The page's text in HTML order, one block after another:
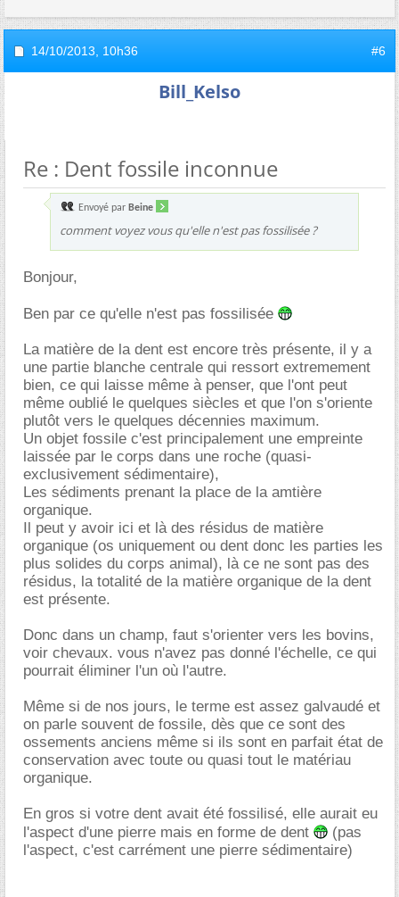
14/10/2013, 10h36 #6
Bill_Kelso
Re : Dent fossile inconnue
Envoyé par Beine
comment voyez vous qu'elle n'est pas fossilisée ?
Bonjour,
Ben par ce qu'elle n'est pas fossilisée
La matière de la dent est encore très présente, il y a
une partie blanche centrale qui ressort extremement
bien, ce qui laisse même à penser, que l'ont peut
même oublié le quelques siècles et que l'on s'oriente
plutôt vers le quelques décennies maximum.
Un objet fossile c'est principalement une empreinte
laissée par le corps dans une roche (quasi-
exclusivement sédimentaire),
Les sédiments prenant la place de la amtière
organique.
Il peut y avoir ici et là des résidus de matière
organique (os uniquement ou dent donc les parties les
plus solides du corps animal), là ce ne sont pas des
résidus, la totalité de la matière organique de la dent
est présente.
Donc dans un champ, faut s'orienter vers les bovins,
voir chevaux. vous n'avez pas donné l'échelle, ce qui
pourrait éliminer l'un où l'autre.
Même si de nos jours, le terme est assez galvaudé et
on parle souvent de fossile, dès que ce sont des
ossements anciens même si ils sont en parfait état de
conservation avec toute ou quasi tout le matériau
organique.
En gros si votre dent avait été fossilisé, elle aurait eu
l'aspect d'une pierre mais en forme de dent
(pas
l'aspect, c'est carrément une pierre sédimentaire)